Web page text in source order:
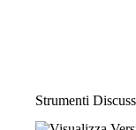
Strumenti